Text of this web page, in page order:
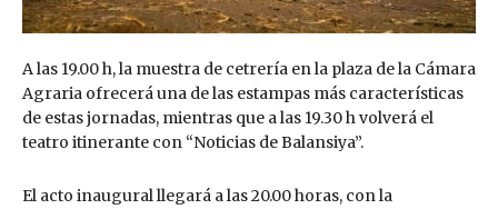
A las 19.00 h, la muestra de cetrería en la plaza de la Cámara
Agraria ofrecerá una de las estampas más características
de estas jornadas, mientras que a las 19.30 h volverá el
teatro itinerante con “Noticias de Balansiya”.
El acto inaugural llegará a las 20.00 horas, con la